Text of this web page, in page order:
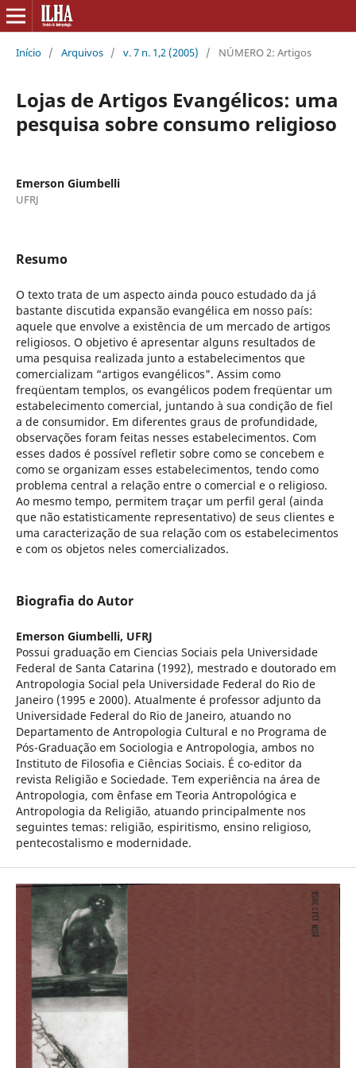
Início / Arquivos / v. 7 n. 1,2 (2005) / NÚMERO 2: Artigos
Lojas de Artigos Evangélicos: uma
pesquisa sobre consumo religioso
Emerson Giumbelli
UFRJ
Resumo
O texto trata de um aspecto ainda pouco estudado da já
bastante discutida expansão evangélica em nosso país:
aquele que envolve a existência de um mercado de artigos
religiosos. O objetivo é apresentar alguns resultados de
uma pesquisa realizada junto a estabelecimentos que
comercializam “artigos evangélicos". Assim como
freqüentam templos, os evangélicos podem freqüentar um
estabelecimento comercial, juntando à sua condição de fiel
a de consumidor. Em diferentes graus de profundidade,
observações foram feitas nesses estabelecimentos. Com
esses dados é possível refletir sobre como se concebem e
como se organizam esses estabelecimentos, tendo como
problema central a relação entre o comercial e o religioso.
Ao mesmo tempo, permitem traçar um perfil geral (ainda
que não estatisticamente representativo) de seus clientes e
uma caracterização de sua relação com os estabelecimentos
e com os objetos neles comercializados.
Biografia do Autor
Emerson Giumbelli, UFRJ
Possui graduação em Ciencias Sociais pela Universidade
Federal de Santa Catarina (1992), mestrado e doutorado em
Antropologia Social pela Universidade Federal do Rio de
Janeiro (1995 e 2000). Atualmente é professor adjunto da
Universidade Federal do Rio de Janeiro, atuando no
Departamento de Antropologia Cultural e no Programa de
Pós-Graduação em Sociologia e Antropologia, ambos no
Instituto de Filosofia e Ciências Sociais. É co-editor da
revista Religião e Sociedade. Tem experiência na área de
Antropologia, com ênfase em Teoria Antropológica e
Antropologia da Religião, atuando principalmente nos
seguintes temas: religião, espiritismo, ensino religioso,
pentecostalismo e modernidade.